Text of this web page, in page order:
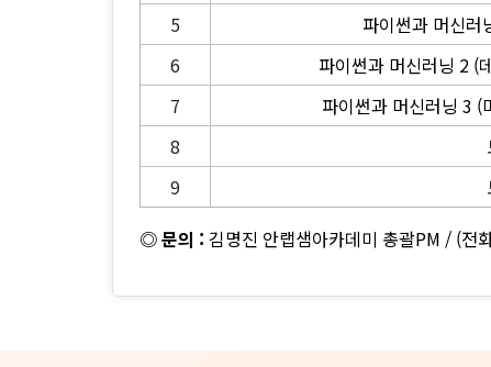
5
파이썬과 머신러
6
파이썬과 머신러닝 2 (
7
파이썬과 머신러닝 3 (
8
9
◎ 문의 : 김명진 안랩샘아카데미 총괄PM / (전